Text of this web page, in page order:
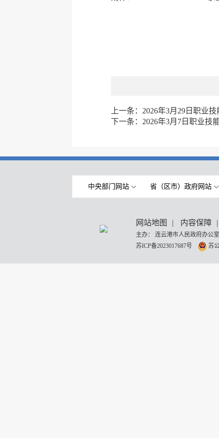
上一条： 2026年3月29日职业
下一条： 2026年3月7日职业技
中央部门网站 省（区市）政府网站
网站地图 | 内容保障 |
主办： 连云港市人民政府办
苏ICP备2023017687号
苏